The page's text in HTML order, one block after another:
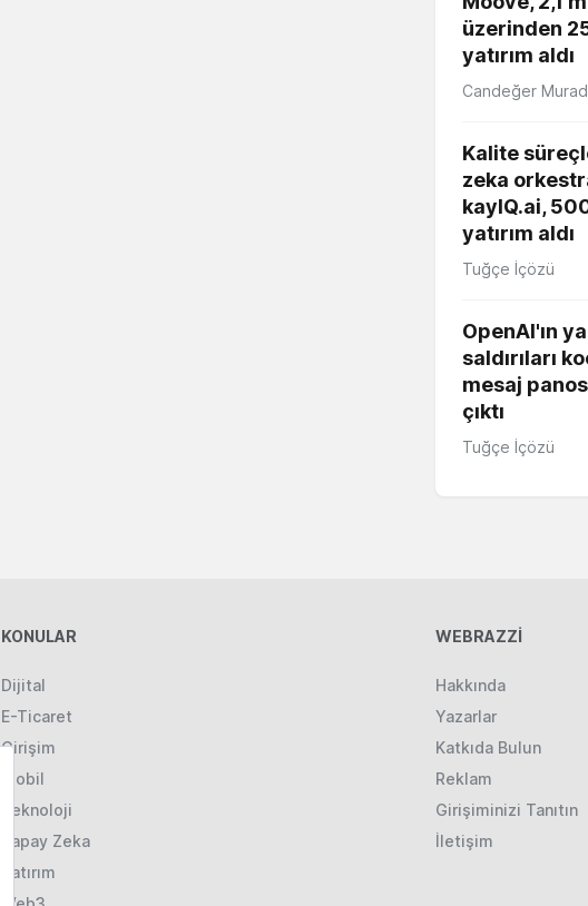
üzerinden
yatırım aldı
Candeğer
Kalite
zeka
kayIQ.ai,
yatırım aldı
Tuğçe İçözü
OpenAI'ın
saldırıları
mesaj
çıktı
Tuğçe İçözü
KONULAR
Dijital
E-Ticaret
Girişim
Mobil
Teknoloji
Yapay Zeka
Yatırım
WEBRAZZİ
Hakkında
Yazarlar
Katkıda Bulun
Reklam
Girişiminizi Tanıtın
İletişim